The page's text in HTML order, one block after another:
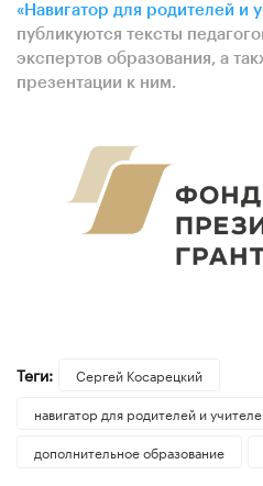
«Навигатор для родителей и
публикуются тексты
экспертов образования, а
презентации к ним.
Теги:
Сергей Косарецкий
навигатор для родителей и
дополнительное образование